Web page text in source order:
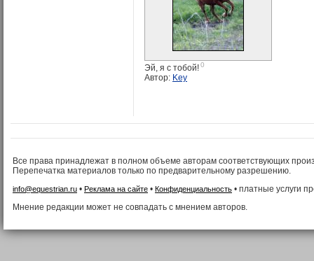
Эй, я с тобой!0
Автор: Key
Все права принадлежат в полном объеме авторам соответствующих
Перепечатка материалов только по предварительному разрешению.
info@equestrian.ru • Реклама на сайте • Конфиденциальность • платные услуги
Мнение редакции может не совпадать с мнением авторов.